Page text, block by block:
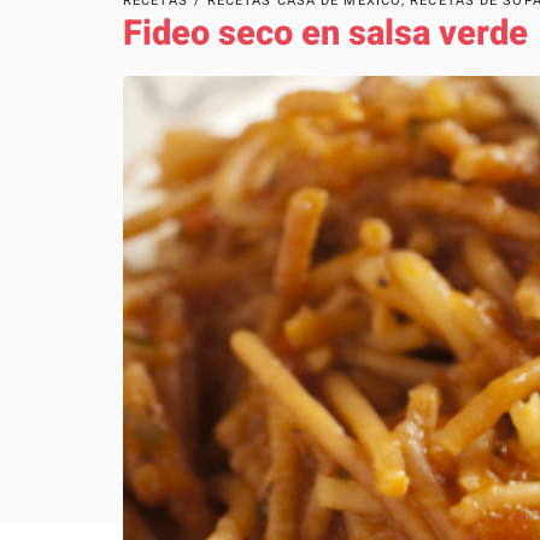
Fideo seco en salsa verde